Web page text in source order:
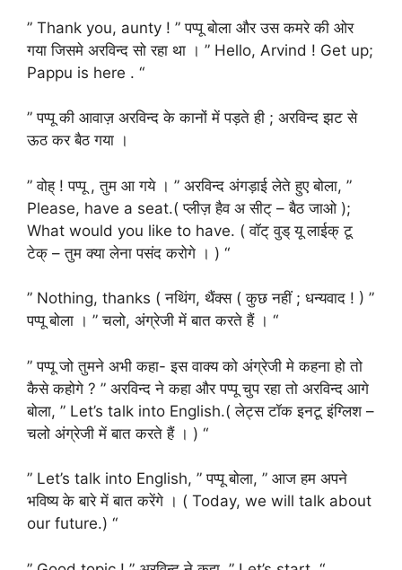
” Thank you, aunty ! ” पप्पू बोला और उस कमरे की ओर
गया जिसमे अरविन्द सो रहा था । ” Hello, Arvind ! Get up;
Pappu is here . “
” पप्पू की आवाज़ अरविन्द के कानों में पड़ते ही ; अरविन्द झट से
ऊठ कर बैठ गया ।
” वोह् ! पप्पू , तुम आ गये । ” अरविन्द अंगड़ाई लेते हुए बोला, ”
Please, have a seat.( प्लीज़ हैव अ सीट् – बैठ जाओ );
What would you like to have. ( वॉट् वुड् यू लाईक् टू
टेक् – तुम क्या लेना पसंद करोगे । ) “
” Nothing, thanks ( नथिंग, थैंक्स ( कुछ नहीं ; धन्यवाद ! ) ”
पप्पू बोला । ” चलो, अंग्रेजी में बात करते हैं । “
” पप्पू जो तुमने अभी कहा- इस वाक्य को अंग्रेजी मे कहना हो तो
कैसे कहोगे ? ” अरविन्द ने कहा और पप्पू चुप रहा तो अरविन्द आगे
बोला, ” Let’s talk into English.( लेट्स टॉक इनटू इंग्लिश –
चलो अंग्रेजी में बात करते हैं । ) “
” Let’s talk into English, ” पप्पू बोला, ” आज हम अपने
भविष्य के बारे में बात करेंगे । ( Today, we will talk about
our future.) “